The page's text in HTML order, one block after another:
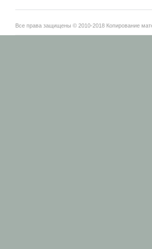
Все права защищены © 2010-2018 Копирование